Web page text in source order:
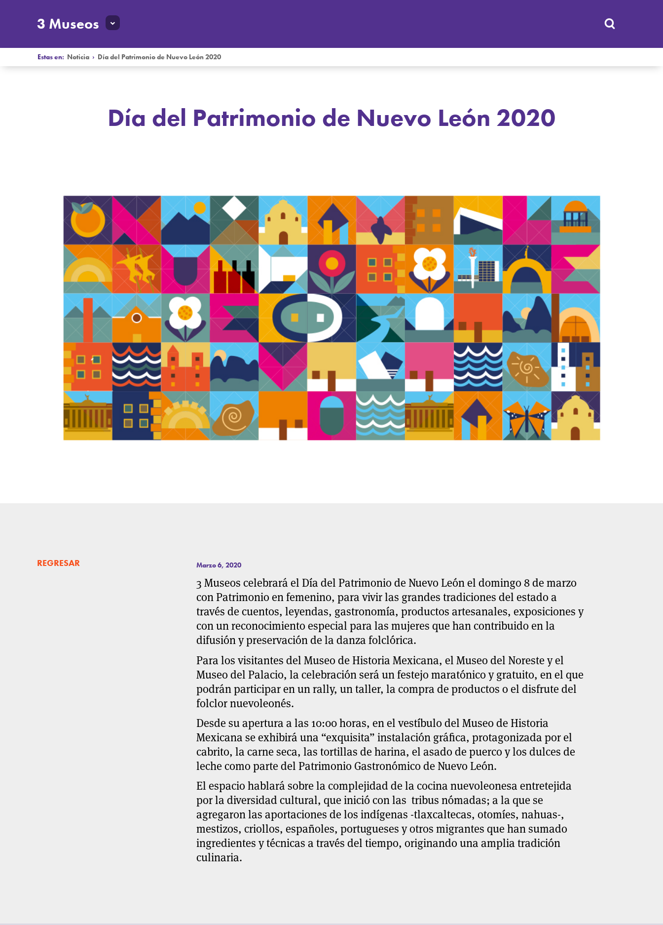
3 Museos
Estas en: Noticia › Día del Patrimonio de Nuevo León 2020
Día del Patrimonio de Nuevo León 2020
REGRESAR Marzo 6, 2020
3 Museos celebrará el Día del Patrimonio de Nuevo León el domingo 8 de marzo
conPatrimonio en femenino, para vivir las grandes tradiciones del estado a
través de cuentos, leyendas, gastronomía, productos artesanales, exposiciones y
con un reconocimiento especial para las mujeres que han contribuido en la
difusión y preservación de la danza folclórica.
Para los visitantes del Museo de Historia Mexicana, el Museo del Noreste y el
Museo del Palacio, la celebración será unfestejo maratónico y gratuito, en el que
podrán participar en un rally, un taller, la compra de productos o el disfrute del
folclor nuevoleonés.
Desde su apertura a las 10:00 horas, en el vestíbulo del Museo de Historia
Mexicana se exhibirá una “exquisita” instalación gráfica, protagonizada por el
cabrito, la carne seca, las tortillas de harina, el asado de puerco y los dulces de
leche como parte del Patrimonio Gastronómico de Nuevo León.
El espacio hablará sobre la complejidad de la cocina nuevoleonesa entretejida
por la diversidad cultural, que inició con las tribus nómadas; a la que se
agregaron las aportaciones de los indígenas -tlaxcaltecas, otomíes, nahuas-,
mestizos, criollos, españoles, portugueses y otros migrantes que han sumado
ingredientes y técnicas a través del tiempo, originando una amplia tradición
culinaria.